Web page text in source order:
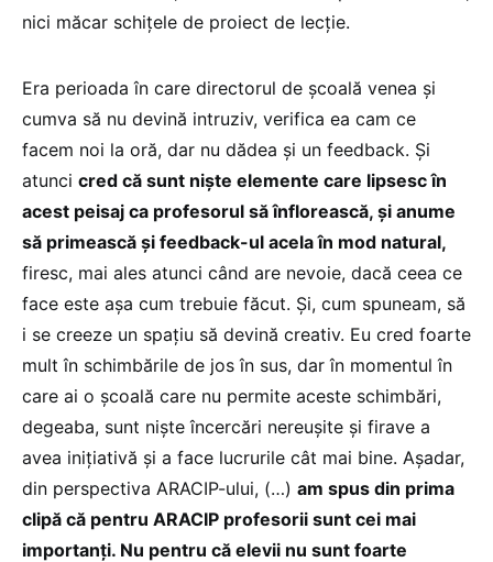
nici măcar schițele de proiect de lecție.
Era perioada în care directorul de școală venea și
cumva să nu devină intruziv, verifica ea cam ce
facem noi la oră, dar nu dădea și un feedback. Și
atunci cred că sunt niște elemente care lipsesc în
acest peisaj ca profesorul să înflorească, și anume
să primească și feedback-ul acela în mod natural,
firesc, mai ales atunci când are nevoie, dacă ceea ce
face este așa cum trebuie făcut. Și, cum spuneam, să
i se creeze un spațiu să devină creativ. Eu cred foarte
mult în schimbările de jos în sus, dar în momentul în
care ai o școală care nu permite aceste schimbări,
degeaba, sunt niște încercări nereușite și firave a
avea inițiativă și a face lucrurile cât mai bine. Așadar,
din perspectiva ARACIP-ului, (…) am spus din prima
clipă că pentru ARACIP profesorii sunt cei mai
importanți. Nu pentru că elevii nu sunt foarte